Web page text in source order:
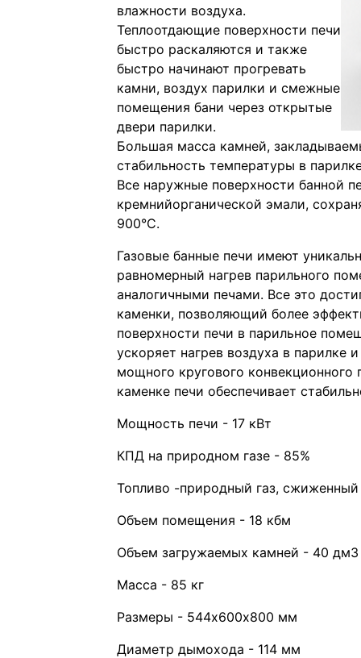
влажности воздуха.
Теплоотдающие поверхности печи
быстро раскаляются и также
быстро начинают прогревать
камни, воздух парилки и смежные
помещения бани через открытые
двери парилки.
Большая масса камней,
стабильность температуры в
Все наружные поверхности банной
кремнийорганической эмали,
900°С.
Газовые банные печи имеют
равномерный нагрев парильного
аналогичными печами. Все это
каменки, позволяющий более
поверхности печи в парильное
ускоряет нагрев воздуха в
мощного кругового
каменке печи обеспечивает
Мощность печи - 17 кВт
КПД на природном газе - 85%
Топливо -природный газ, сжиженный
Объем помещения - 18 кбм
Объем загружаемых камней - 40 дм3
Масса - 85 кг
Размеры - 544х600х800 мм
Диаметр дымохода - 114 мм